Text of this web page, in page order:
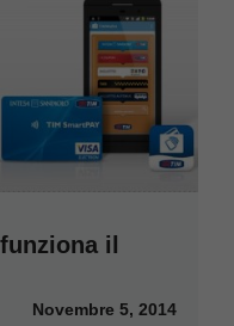
il
Novembre 5, 2014